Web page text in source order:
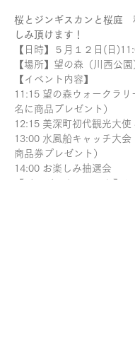
桜とジンギスカンと桜庭
しみ頂けます！
【日時】５月１２日(日
【場所】望の森（川西公園
【イベント内容】
11:15 望の森ウォークラリ
名に商品プレゼント）
12:15 美深町初代観光大使
13:00 水風船キャッチ大会
商品券プレゼント）
14:00 お楽しみ抽選会
【ジンギスカンセット】